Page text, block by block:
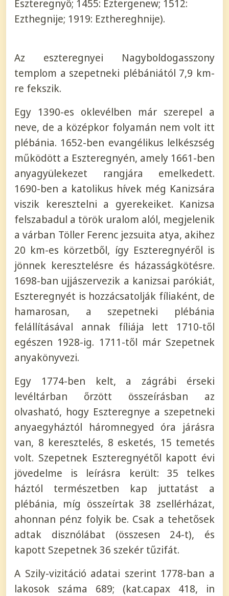
Eszteregnyő; 1455: Eztergenew; 1512:
Ezthegnije; 1919: Ezthereghnije).
Az eszteregnyei Nagyboldogasszony
templom a szepetneki plébániától 7,9 km-
re fekszik.
Egy 1390-es oklevélben már szerepel a
neve, de a középkor folyamán nem volt itt
plébánia. 1652-ben evangélikus lelkészség
működött a Eszteregnyén, amely 1661-ben
anyagyülekezet rangjára emelkedett.
1690-ben a katolikus hívek még Kanizsára
viszik keresztelni a gyerekeiket. Kanizsa
felszabadul a török uralom alól, megjelenik
a várban Töller Ferenc jezsuita atya, akihez
20 km-es körzetből, így Eszteregnyéről is
jönnek keresztelésre és házasságkötésre.
1698-ban ujjászervezik a kanizsai parókiát,
Eszteregnyét is hozzácsatolják fíliaként, de
hamarosan, a szepetneki plébánia
felállításával annak fíliája lett 1710-től
egészen 1928-ig. 1711-től már Szepetnek
anyakönyvezi.
Egy 1774-ben kelt, a zágrábi érseki
levéltárban őrzött összeírásban az
olvasható, hogy Eszteregnye a szepetneki
anyaegyháztól háromnegyed óra járásra
van, 8 keresztelés, 8 esketés, 15 temetés
volt. Szepetnek Eszteregnyétől kapott évi
jövedelme is leírásra került: 35 telkes
háztól természetben kap juttatást a
plébánia, míg összeírtak 38 zsellérházat,
ahonnan pénz folyik be. Csak a tehetősek
adtak disznólábat (összesen 24-t), és
kapott Szepetnek 36 szekér tűzifát.
A Szily-vizitáció adatai szerint 1778-ban a
lakosok száma 689; (kat.capax 418, in